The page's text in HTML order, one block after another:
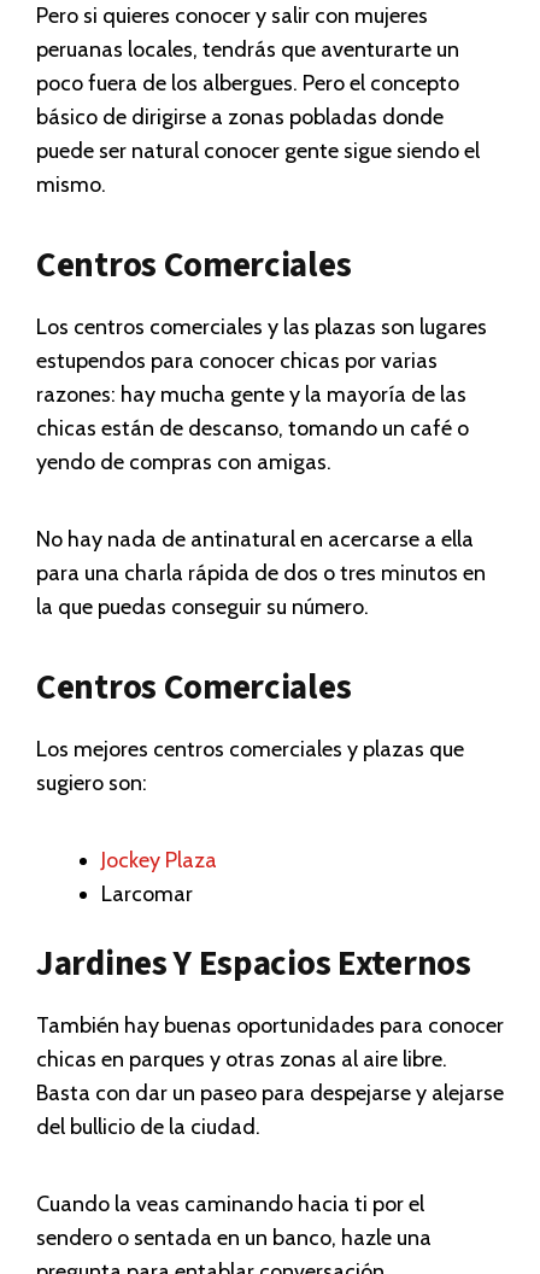
Pero si quieres conocer y salir con mujeres
peruanas locales, tendrás que aventurarte un
poco fuera de los albergues. Pero el concepto
básico de dirigirse a zonas pobladas donde
puede ser natural conocer gente sigue siendo el
mismo.
Centros Comerciales
Los centros comerciales y las plazas son lugares
estupendos para conocer chicas por varias
razones: hay mucha gente y la mayoría de las
chicas están de descanso, tomando un café o
yendo de compras con amigas.
No hay nada de antinatural en acercarse a ella
para una charla rápida de dos o tres minutos en
la que puedas conseguir su número.
Centros Comerciales
Los mejores centros comerciales y plazas que
sugiero son:
Jockey Plaza
Larcomar
Jardines Y Espacios Externos
También hay buenas oportunidades para conocer
chicas en parques y otras zonas al aire libre.
Basta con dar un paseo para despejarse y alejarse
del bullicio de la ciudad.
Cuando la veas caminando hacia ti por el
sendero o sentada en un banco, hazle una